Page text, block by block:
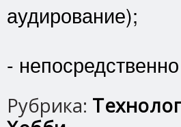
аудирование);
-
Рубрика: